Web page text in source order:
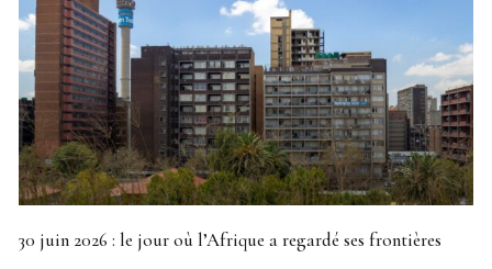
30 juin 2026 : le jour où l’Afrique a regardé ses frontières